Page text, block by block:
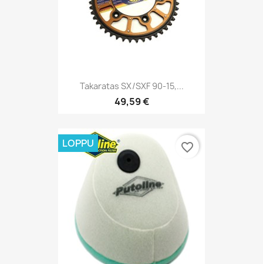
Takaratas SX/SXF 90-15,...
49,59 €
LOPPU favorite_border